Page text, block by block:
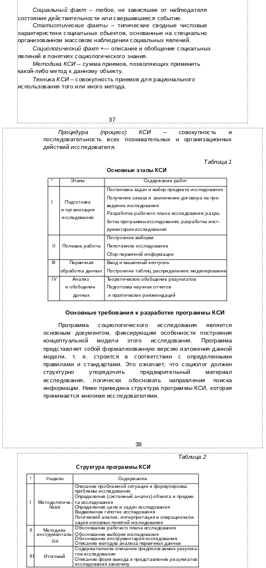
Социальный факт– любое, не зависяшее от наблюдателя
состояние действительности или свершившееся событие.
Статистические факты– типические сводные числовые
характеристики социальных объектов, основанные на специально
организованном массовом наблюдении социальных явлений.
Социологический факт•— описание и обобщение социальных
явлений в понятиях социологического знания.
Методика КСИ– сумма приемов, позволяющих применить
какой-либо метод к данному объекту.
Техника КСИ – совокупность приемов для рационального
использования того или иного метода.
37
Процедура (процесс) КСИ – совокупность и
последовательность всех познавательных и организационных
действий исследователя.
Таблица 1
Основные этапы КСИ
¹ Этапы
Содержание работ
Постановка задач и выбор предмета исследования
Подготовка
Получение заказа и заключение договора на про-
ведение исследования
и организация
Разработка рабочего плана исследования; разра-
исследования
ботка программы исследования; разработка инст-
рументария исследования
Построение выборки
Полевые работы Пилотажное исследование
Сбор первичной информации
Первичная Ввод и машинный контроль
обработка данных
Построение таблиц распределения; моделирование
IV
Анализ
Теоретическое обобщение результатов
и обобщение
Подготовка научных отчетов
данных
и практических рекомендаций
Основные требования к разработке программы КСИ
Программа социологического исследования является
основным документом, фиксирующим особенности построения
концептуальной модели этого исследования. Программа
представляет собой формализованную версию изложения данной
модели, т. е. строится в соответствии с определенными
правилами и стандартами. Это означает, что социолог должен
структурно упорядочить предварительный материал
исследования, логически обосновать направления поиска
информации. Ниже приведена структура программы КСИ, которая
принимается многими исследователями.
38
Таблица 2
Структура программы КСИ
¹ Разделы
Cодержание
Описание проблемной ситуации и формулировка
проблемы исследования
Определение (системный анализ) объекта и предме-
Методологиче- та исследования
ñêèé
Определение цели и задач исследования
Выдвижение гипотез исследования
Логический анализ, интерпретация и операционали-
зация основных понятий исследования
Методико-
Обоснование рабочего плана исследования
Обоснование выборки исследования
инструменталь-
íûé
Обоснование инструментария исследования
Описание методов анализа первичных данных
Содержательное описание предполагаемых результа-
Итоговый тов исследования
Описание форм выхода и представление результатов
исследования заказчику